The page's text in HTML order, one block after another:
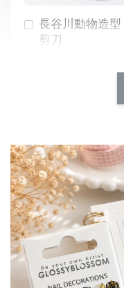
長谷川動物造型
剪刀